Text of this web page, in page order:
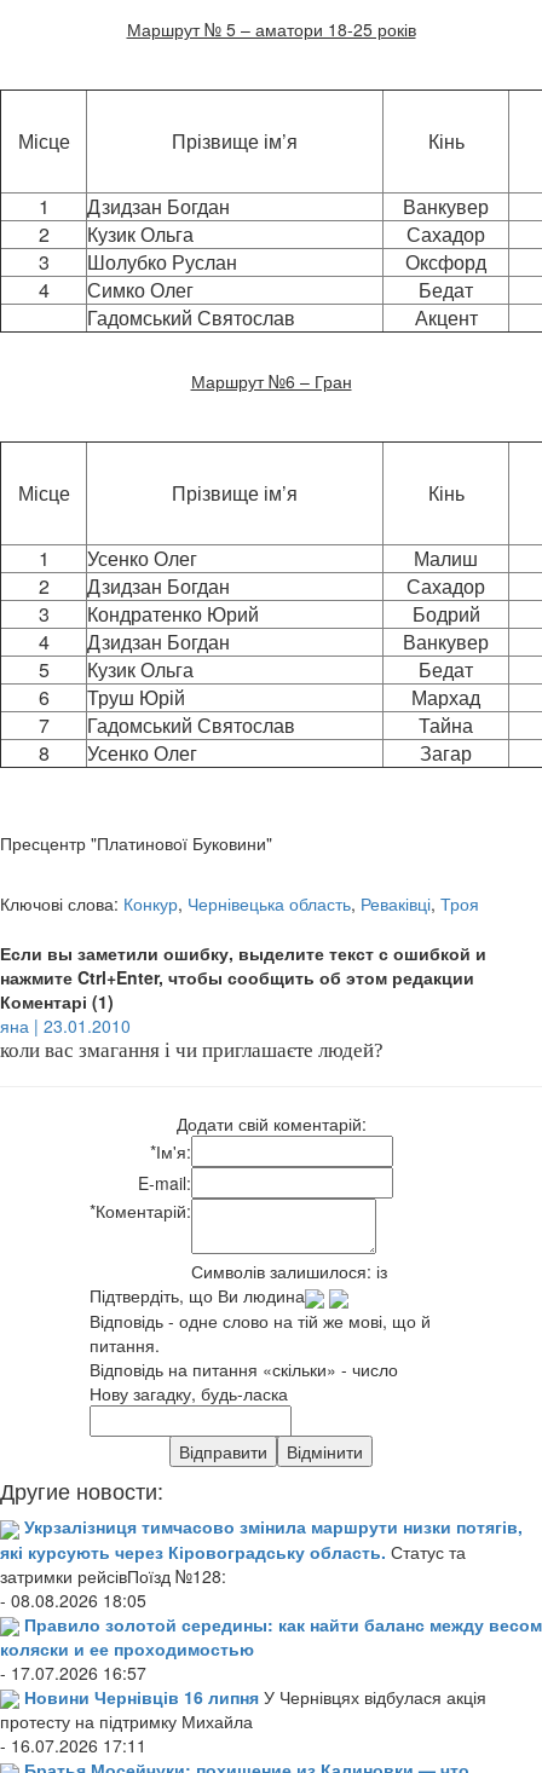
Маршрут № 5 – аматори 18-25 років
Місце Прізвище ім’я Кінь
1 Дзидзан Богдан
Ванкувер
2
Кузик Ольга
Сахадор
3
Шолубко Руслан
Оксфорд
4
Симко Олег
Бедат
Гадомський Святослав
Акцент
Маршрут №6 – Гран
Місце Прізвище ім’я Кінь
1 Усенко Олег
Малиш
2
Дзидзан Богдан
Сахадор
3
Кондратенко Юрий
Бодрий
4
Дзидзан Богдан
Ванкувер
5
Кузик Ольга
Бедат
6
Труш Юрій
Мархад
7
Гадомський Святослав
Тайна
8
Усенко Олег Загар
Пресцентр "Платинової Буковини"
Ключові слова: Конкур, Чернівецька область, Реваківці, Троя
Если вы заметили ошибку, выделите текст с ошибкой и
нажмите Ctrl+Enter, чтобы сообщить об этом редакции
Коментарі (1)
яна | 23.01.2010
коли вас змагання і чи приглашаєте людей?
Додати свій коментарій:
*Ім'я:
E-mail:
*Коментарій:
Символів залишилося: із
Підтвердіть, що Ви людина
Відповідь - одне слово на тій же мові, що й
питання.
Відповідь на питання «скільки» - число
Нову загадку, будь-ласка
Другие новости:
Укрзалізниця тимчасово змінила маршрути низки потягів,
які курсують через Кіровоградську область. Статус та
затримки рейсівПоїзд №128:
- 08.08.2026 18:05
Правило золотой середины: как найти баланс между весом
коляски и ее проходимостью
- 17.07.2026 16:57
Новини Чернівців 16 липня У Чернівцях відбулася акція
протесту на підтримку Михайла
- 16.07.2026 17:11